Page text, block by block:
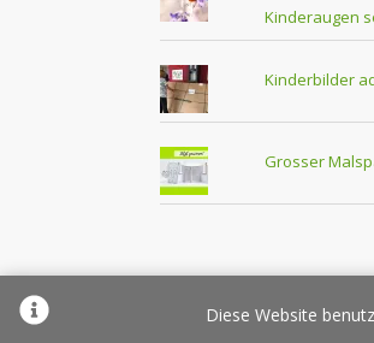
Kinderaugen
Kinderbilder
Grosser
Diese Website